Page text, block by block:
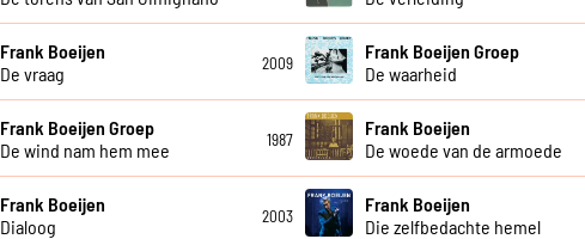
Frank Boeijen
De vraag
2009
Frank Boeijen Groep
De waarheid
Frank Boeijen Groep
De wind nam hem mee
1987
Frank Boeijen
De woede van de armoede
Frank Boeijen
Dialoog
2003
Frank Boeijen
Die zelfbedachte hemel